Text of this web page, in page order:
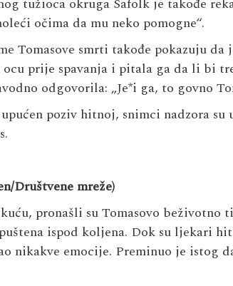
očima da mu neko pomogne“.
Tomasove smrti takođe pokazuju
prije spavanja i pitala ga da li bi
odgovorila: „Je*i ga, to govno
poziv hitnoj, snimci nadzora
Društvene mreže)
pronašli su Tomasovo beživotno
ispod koljena. Dok su ljekari
nikakve emocije. Preminuo je istog